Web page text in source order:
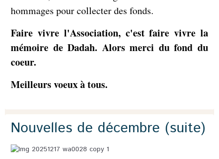
hommages pour collecter des fonds.
Faire vivre l'Association, c'est faire vivre la
mémoire de Dadah. Alors merci du fond du
coeur.
Meilleurs voeux à tous.
Nouvelles de décembre (suite)